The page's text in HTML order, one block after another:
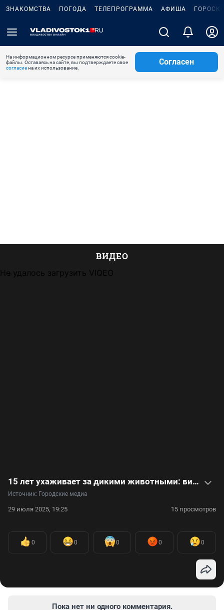
ЗНАКОМСТВА ПОГОДА ТЕЛЕПРОГРАММА АФИША
На информационном ресурсе применяются cookie-
файлы. Оставаясь на сайте, вы подтверждаете свое
согласиена их использование.
Согласен
ВИДЕО
Не удалось загрузить VIQEO
15 лет ухаживает за дикими животными: видеоинтервью с ветврачом зоопарка
Источник: Городские медиа
29 июля 2025, 19:25 15 просмотров
0 0 0 0 0
Пока нет ни одного комментария.